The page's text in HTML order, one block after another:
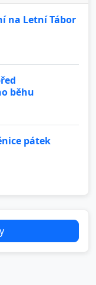
na Letní Tábor
běhu
pátek